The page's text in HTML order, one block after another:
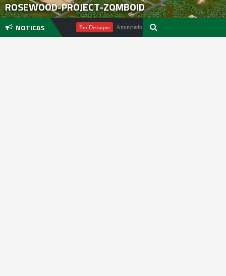
ROSEWOOD-PROJECT-ZOMBOID
NOTICAS
Michael Pachter Em Destaque Anunciado DualSense The Last of Us Limited